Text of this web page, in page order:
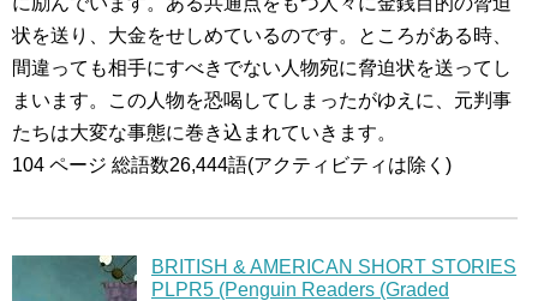
状を送り、大金をせしめているのです。ところがある時、
間違っても相手にすべきでない人物宛に脅迫状を送ってし
まいます。この人物を恐喝してしまったがゆえに、元判事
たちは大変な事態に巻き込まれていきます。
104 ページ 総語数26,444語(アクティビティは除く)
BRITISH & AMERICAN SHORT STORIES
PLPR5 (Penguin Readers (Graded